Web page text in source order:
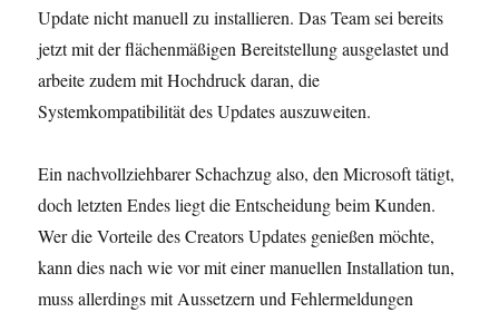
Update nicht manuell zu installieren. Das Team sei bereits
jetzt mit der flächenmäßigen Bereitstellung ausgelastet und
arbeite zudem mit Hochdruck daran, die
Systemkompatibilität des Updates auszuweiten.
Ein nachvollziehbarer Schachzug also, den Microsoft tätigt,
doch letzten Endes liegt die Entscheidung beim Kunden.
Wer die Vorteile des Creators Updates genießen möchte,
kann dies nach wie vor mit einer manuellen Installation tun,
muss allerdings mit Aussetzern und Fehlermeldungen